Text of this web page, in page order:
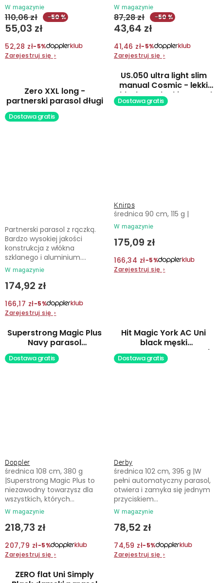
W magazynie
55,03 zł
110,06 zł −50 %
52,28 zł−5%
Zarejestruj się ›
W magazynie
43,64 zł
87,28 zł −50 %
41,46 zł−5%
Zarejestruj się ›
Zero XXL long -
partnerski parasol długi
Dostawa gratis
W magazynie
174,92 zł
166,17 zł−5%
Zarejestruj się ›
Partnerski parasol z rączką.
Bardzo wysokiej jakości
konstrukcja z włókna
szklanego i aluminium....
US.050 ultra light slim
manual Cosmic - lekki
składany płaski parasol
Dostawa gratis
Knirps
W magazynie
175,09 zł
166,34 zł−5%
Zarejestruj się ›
średnica 90 cm, 115 g |
Superstrong Magic Plus
Navy parasol
automatyczny
Dostawa gratis
Doppler
W magazynie
218,73 zł
207,79 zł−5%
Zarejestruj się ›
średnica 108 cm, 380 g
|Superstrong Magic Plus to
niezawodny towarzysz dla
wszystkich, których...
Hit Magic York AC Uni
black męski
automatyczny parasol
Dostawa gratis
Derby
W magazynie
78,52 zł
74,59 zł−5%
Zarejestruj się ›
średnica 102 cm, 395 g |W
pełni automatyczny parasol,
otwiera i zamyka się jednym
przyciskiem...
ZERO flat Uni Simply